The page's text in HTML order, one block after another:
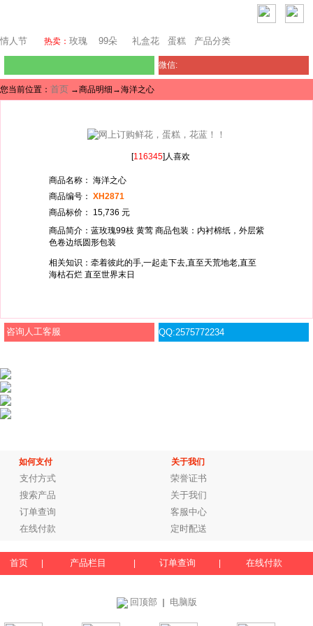
情人节 热卖： 玫瑰 99朵 礼盒花 蛋糕 产品分类
微信:
您当前位置： 首页 →商品明细→海洋之心
[116345]人喜欢
商品名称： 海洋之心
商品编号： XH2871
商品标价： 15,736 元
商品简介：蓝玫瑰99枝 黄莺 商品包装：内衬棉纸，外层紫
色卷边纸圆形包装
相关知识：牵着彼此的手,一起走下去,直至天荒地老,直至
海枯石烂 直至世界末日
咨询人工客服 QQ:2575772234
如何支付 关于我们
支付方式
荣誉证书
搜索产品
关于我们
订单查询
客服中心
在线付款
定时配送
首页 产品栏目 订单查询 在线付款
回顶部 电脑版